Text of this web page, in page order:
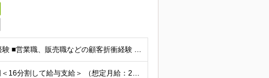
★業界・職種未経験OK★ ■大卒以上 ■2年程度の社会人経験 ■営業職、販売職などの顧客折衝経験 ■ビジネスレベルの英語力をお持ちの方 ■母国語レベルの日本語力
★昇給年4回、賞与年4回あり ・年棒制：336～1200万円＜16分割して給与支給＞ （想定月給：28～100万円） ※上記にはベース給(オファー時の年収により変動)、コミッション(賞与)、固定残